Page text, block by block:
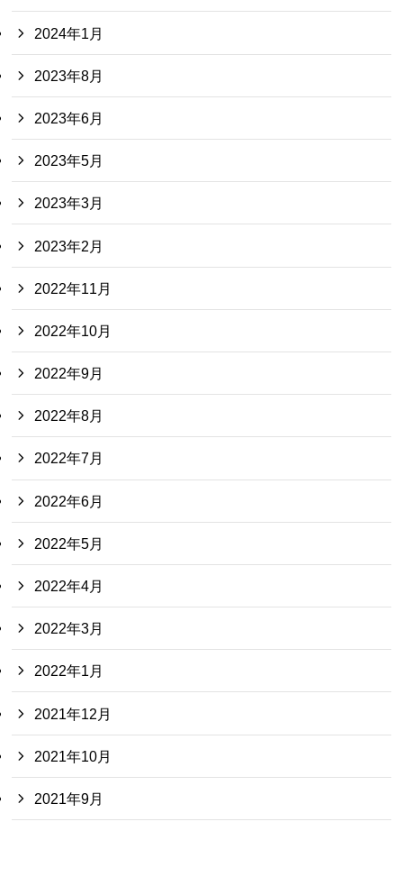
2024年1月
2023年8月
2023年6月
2023年5月
2023年3月
2023年2月
2022年11月
2022年10月
2022年9月
2022年8月
2022年7月
2022年6月
2022年5月
2022年4月
2022年3月
2022年1月
2021年12月
2021年10月
2021年9月